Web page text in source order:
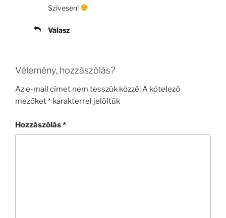
Szívesen!
Válasz
Vélemény, hozzászólás?
Az e-mail címet nem tesszük közzé.A kötelező
mezőket* karakterrel jelöltük
Hozzászólás*